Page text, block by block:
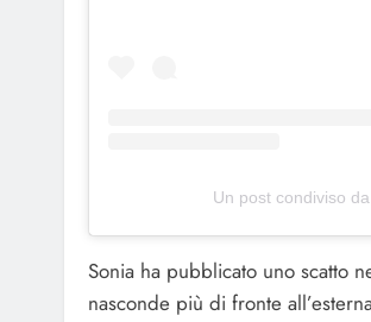
Un post condiviso
Sonia ha pubblicato uno scatto
nasconde più di fronte